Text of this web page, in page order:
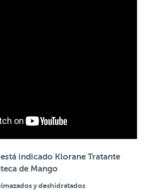
indicado Klorane Tratante
de Mango
y deshidratados